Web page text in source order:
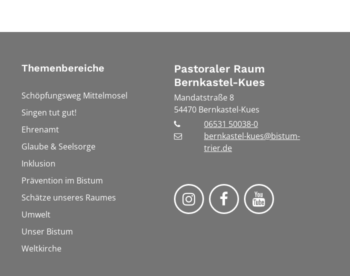
Themenbereiche
Schöpfungsweg Mittelmosel
Singen tut gut!
Ehrenamt
Glaube & Seelsorge
Inklusion
Prävention im Bistum
Schätze unseres Raumes
Umwelt
Unser Bistum
Weltkirche
Pastoraler Raum
Bernkastel-Kues
Mandatstraße 8
54470 Bernkastel-Kues
06531 50038-0
bernkastel-kues@bistum-
trier.de